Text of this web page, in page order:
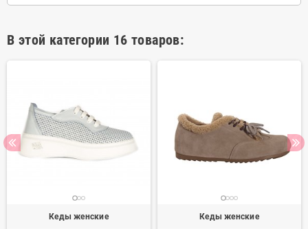
В этой категории 16 товаров:
Кеды женские Кеды женские